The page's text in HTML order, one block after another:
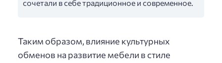
сочетали в себе традиционное и современное.
Таким образом, влияние культурных
обменов на развитие мебели в стиле